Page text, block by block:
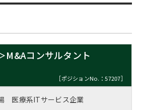
M&Aコンサルタント
［ポジションNo.：57207］
医療系ITサービス企業